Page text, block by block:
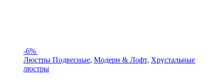
-6%
Люстры Подвесные, Модерн & Лофт, Хрустальные
люстры